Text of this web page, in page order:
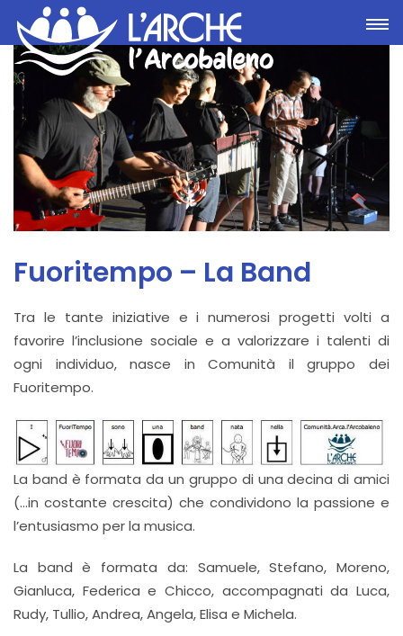
Fuoritempo – La Band
Tra le tante iniziative e i numerosi progetti volti a
favorire l’inclusione sociale e a valorizzare i talenti di
ogni individuo, nasce in Comunità il gruppo dei
Fuoritempo.
La band è formata da un gruppo di una decina di amici
(…in costante crescita) che condividono la passione e
l’entusiasmo per la musica.
La band è formata da: Samuele, Stefano, Moreno,
Gianluca, Federica e Chicco, accompagnati da Luca,
Rudy, Tullio, Andrea, Angela, Elisa e Michela.